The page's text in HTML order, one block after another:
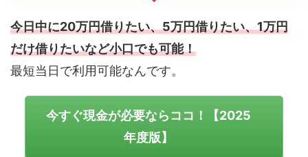
今日中に20万円借りたい、5万円借りたい、1万円
だけ借りたいなど小口でも可能！
最短当日で利用可能なんです。
今すぐ現金が必要ならココ！【2025
年度版】